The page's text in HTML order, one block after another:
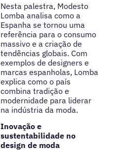
Nesta palestra, Modesto
Lomba analisa como a
Espanha se tornou uma
referência para o consumo
massivo e a criação de
tendências globais. Com
exemplos de designers e
marcas espanholas, Lomba
explica como o país
combina tradição e
modernidade para liderar
na indústria da moda.
Inovação e
sustentabilidade no
design de moda